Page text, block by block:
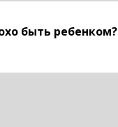
быть ребенком?